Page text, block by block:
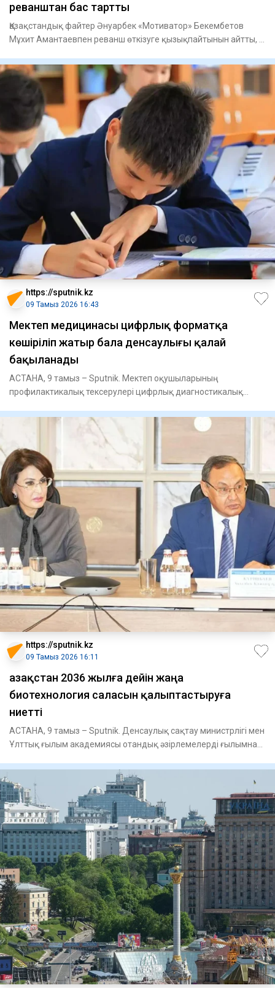
реванштан бас тартты
Қазақстандық файтер Әнуарбек «Мотиватор» Бекембетов
Мұхит Амантаевпен реванш өткізуге қызықпайтынын айтты, –
https://sputnik.kz
09 Тамыз 2026 16:43
Мектеп медицинасы цифрлық форматқа
көшіріліп жатыр бала денсаулығы қалай
бақыланады
АСТАНА, 9 тамыз – Sputnik. Мектеп оқушыларының
профилактикалық тексерулері цифрлық диагностикалық
https://sputnik.kz
09 Тамыз 2026 16:11
Қазақстан 2036 жылға дейін жаңа
биотехнология саласын қалыптастыруға
ниетті
АСТАНА, 9 тамыз – Sputnik. Денсаулық сақтау министрлігі мен
Ұлттық ғылым академиясы отандық әзірлемелерді ғылымнан